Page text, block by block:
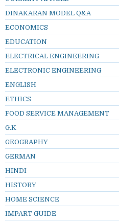
DINAKARAN MODEL Q&A
ECONOMICS
EDUCATION
ELECTRICAL ENGINEERING
ELECTRONIC ENGINEERING
ENGLISH
ETHICS
FOOD SERVICE MANAGEMENT
G.K
GEOGRAPHY
GERMAN
HINDI
HISTORY
HOME SCIENCE
IMPART GUIDE